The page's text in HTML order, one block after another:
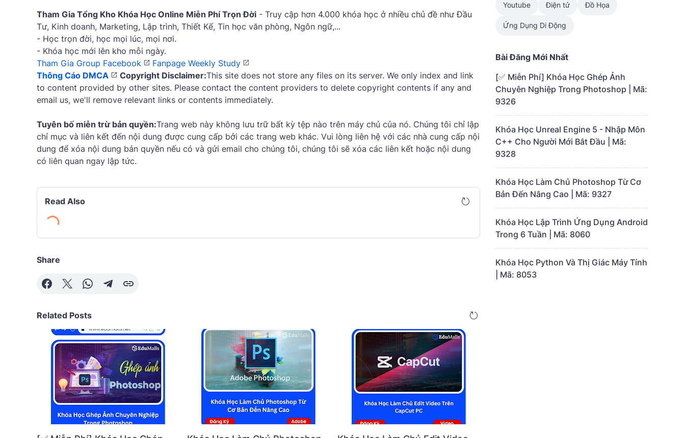
Tham Gia Tổng Kho Khóa Học Online Miễn Phí Trọn Đời - Truy cập hơn 4.000 khóa học ở nhiều chủ đề như Đầu
Tư, Kinh doanh, Marketing, Lập trình, Thiết Kế, Tin học văn phòng, Ngôn ngữ,...
- Học trọn đời, học mọi lúc, mọi nơi.
- Khóa học mới lên kho mỗi ngày.
Tham Gia Group Facebook
Fanpage Weekly Study
Thông Cáo DMCA
Copyright Disclaimer:This site does not store any files on its server. We only index and link
to content provided by other sites. Please contact the content providers to delete copyright contents if any and
email us, we'll remove relevant links or contents immediately.
Tuyên bố miễn trừ bản quyền:Trang web này không lưu trữ bất kỳ tệp nào trên máy chủ của nó. Chúng tôi chỉ lập
chỉ mục và liên kết đến nội dung được cung cấp bởi các trang web khác. Vui lòng liên hệ với các nhà cung cấp nội
dung để xóa nội dung bản quyền nếu có và gửi email cho chúng tôi, chúng tôi sẽ xóa các liên kết hoặc nội dung
có liên quan ngay lập tức.
Read Also
Share
Related Posts
Youtube Điện tử Đồ Họa
Ứng Dụng Di Động
Bài Đăng Mới Nhất
[✅ Miễn Phí] Khóa Học Ghép Ảnh
Chuyên Nghiệp Trong Photoshop | Mã:
9326
Khóa Học Unreal Engine 5 - Nhập Môn
C++ Cho Người Mới Bắt Đầu | Mã:
9328
Khóa Học Làm Chủ Photoshop Từ Cơ
Bản Đến Nâng Cao | Mã: 9327
Khóa Học Lập Trình Ứng Dụng Android
Trong 6 Tuần | Mã: 8060
Khóa Học Python Và Thị Giác Máy Tính
| Mã: 8053